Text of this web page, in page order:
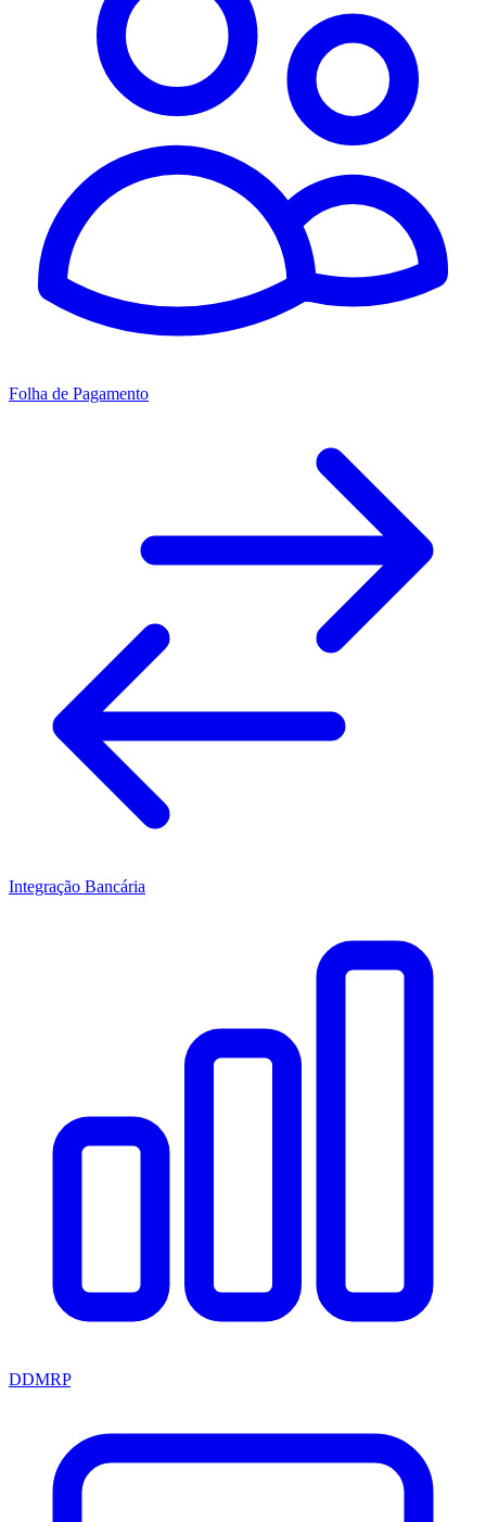
Folha de Pagamento
Integração Bancária
DDMRP